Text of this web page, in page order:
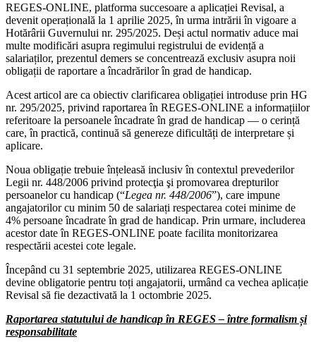
REGES-ONLINE, platforma succesoare a aplicației Revisal, a
devenit operațională la 1 aprilie 2025, în urma intrării în vigoare a
Hotărârii Guvernului nr. 295/2025. Deși actul normativ aduce mai
multe modificări asupra regimului registrului de evidență a
salariaților, prezentul demers se concentrează exclusiv asupra noii
obligații de raportare a încadrărilor în grad de handicap.
Acest articol are ca obiectiv clarificarea obligației introduse prin HG
nr. 295/2025, privind raportarea în REGES-ONLINE a informațiilor
referitoare la persoanele încadrate în grad de handicap — o cerință
care, în practică, continuă să genereze dificultăți de interpretare și
aplicare.
Noua obligație trebuie înțeleasă inclusiv în contextul prevederilor
Legii nr. 448/2006 privind protecţia şi promovarea drepturilor
persoanelor cu handicap (“Legea nr. 448/2006”), care impune
angajatorilor cu minim 50 de salariați respectarea cotei minime de
4% persoane încadrate în grad de handicap. Prin urmare, includerea
acestor date în REGES-ONLINE poate facilita monitorizarea
respectării acestei cote legale.
Începând cu 31 septembrie 2025, utilizarea REGES-ONLINE
devine obligatorie pentru toți angajatorii, urmând ca vechea aplicație
Revisal să fie dezactivată la 1 octombrie 2025.
Raportarea statutului de handicap în REGES – între formalism și
responsabilitate